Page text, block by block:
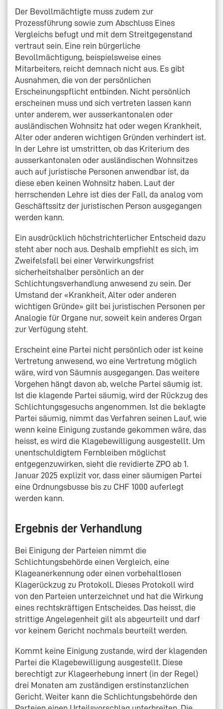
Der Bevollmächtigte muss zudem zur
Prozessführung sowie zum Abschluss Eines
Vergleichs befugt und mit dem Streitgegenstand
vertraut sein. Eine rein bürgerliche
Bevollmächtigung, beispielsweise eines
Mitarbeiters, reicht demnach nicht aus. Es gibt
Ausnahmen, die von der persönlichen
Erscheinungspflicht entbinden. Nicht persönlich
erscheinen muss und sich vertreten lassen kann
unter anderem, wer ausserkantonalen oder
ausländischen Wohnsitz hat oder wegen Krankheit,
Alter oder anderen wichtigen Gründen verhindert ist.
In der Lehre ist umstritten, ob das Kriterium des
ausserkantonalen oder ausländischen Wohnsitzes
auch auf juristische Personen anwendbar ist, da
diese eben keinen Wohnsitz haben. Laut der
herrschenden Lehre ist dies der Fall, da analog vom
Geschäftssitz der juristischen Person ausgegangen
werden kann.
Ein ausdrücklich höchstrichterlicher Entscheid dazu
steht aber noch aus. Deshalb empfiehlt es sich, im
Zweifelsfall bei einer Verwirkungsfrist
sicherheitshalber persönlich an der
Schlichtungsverhandlung anwesend zu sein. Der
Umstand der «Krankheit, Alter oder anderen
wichtigen Gründe» gilt bei juristischen Personen per
Analogie für Organe nur, soweit kein anderes Organ
zur Verfügung steht.
Erscheint eine Partei nicht persönlich oder ist keine
Vertretung anwesend, wo eine Vertretung möglich
wäre, wird von Säumnis ausgegangen. Das weitere
Vorgehen hängt davon ab, welche Partei säumig ist.
Ist die klagende Partei säumig, wird der Rückzug des
Schlichtungsgesuchs angenommen. Ist die beklagte
Partei säumig, nimmt das Verfahren seinen Lauf, wie
wenn keine Einigung zustande gekommen wäre, das
heisst, es wird die Klagebewilligung ausgestellt. Um
unentschuldigtem Fernbleiben möglichst
entgegenzuwirken, sieht die revidierte ZPO ab 1.
Januar 2025 explizit vor, dass einer säumigen Partei
eine Ordnungsbusse bis zu CHF 1000 auferlegt
werden kann.
Ergebnis der Verhandlung
Bei Einigung der Parteien nimmt die
Schlichtungsbehörde einen Vergleich, eine
Klageanerkennung oder einen vorbehaltlosen
Klagerückzug zu Protokoll. Dieses Protokoll wird
von den Parteien unterzeichnet und hat die Wirkung
eines rechtskräftigen Entscheides. Das heisst, die
strittige Angelegenheit gilt als abgeurteilt und darf
vor keinem Gericht nochmals beurteilt werden.
Kommt keine Einigung zustande, wird der klagenden
Partei die Klagebewilligung ausgestellt. Diese
berechtigt zur Klageerhebung innert (in der Regel)
drei Monaten am zuständigen erstinstanzlichen
Gericht. Weiter kann die Schlichtungsbehörde den